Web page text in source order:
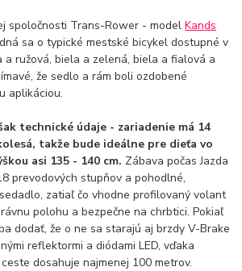
spoločnosti Trans-Rower - modelKands
sa o typické mestské bicykel dostupné v
a ružová, biela a zelená, biela a fialová a
že sedlo a rám boli ozdobené
aplikáciou.
technické údaje - zariadenie má 14
takže bude ideálne pre dieťa vo
asi 135 - 140 cm. Zábava počas Jazda
prevodových stupňov a pohodlné,
zatiaľ čo vhodne profilovaný volant
polohu a bezpečne na chrbtici. Pokiaľ
dodať, že o ne sa starajú aj brzdy V-Brake
reflektormi a diódami LED, vďaka
dosahuje najmenej 100 metrov.